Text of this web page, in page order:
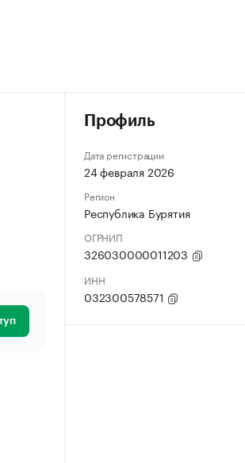
Профиль
Дата регистрации
24 февраля 2026
Регион
Республика Бурятия
ОГРНИП
326030000011203
ИНН
032300578571